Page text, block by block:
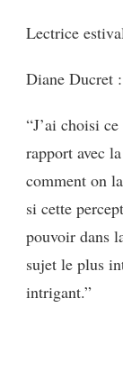
Lectrice
Diane Ducret
“J’ai choisi
rapport avec
comment on
si cette
pouvoir dans
sujet le plus
intrigant.”